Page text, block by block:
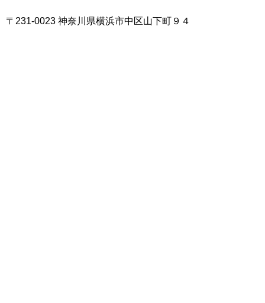
〒231-0023 神奈川県横浜市中区山下町９４